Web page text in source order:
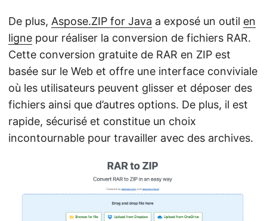
De plus, Aspose.ZIP for Java a exposé un outil en
ligne pour réaliser la conversion de fichiers RAR.
Cette conversion gratuite de RAR en ZIP est
basée sur le Web et offre une interface conviviale
où les utilisateurs peuvent glisser et déposer des
fichiers ainsi que d’autres options. De plus, il est
rapide, sécurisé et constitue un choix
incontournable pour travailler avec des archives.